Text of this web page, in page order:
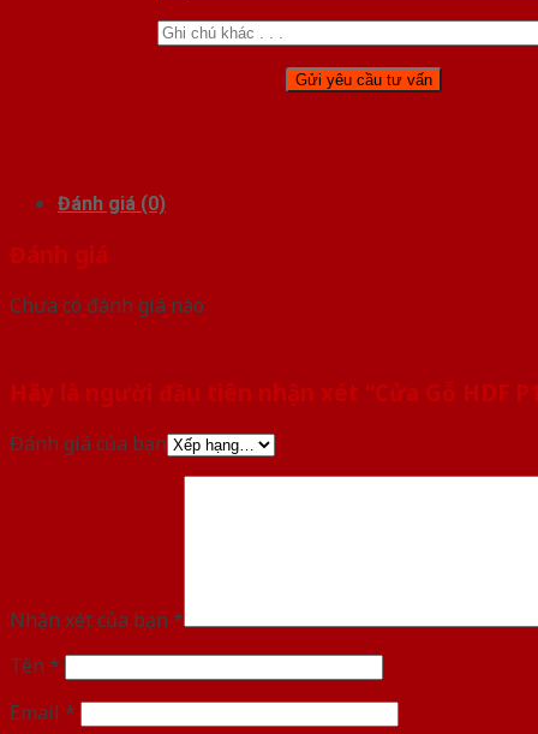
Đánh giá (0)
Đánh giá
Chưa có đánh giá nào.
Hãy là người đầu tiên nhận xét “Cửa Gỗ HDF
Đánh giá của bạn
Nhận xét của bạn *
Tên *
Email *